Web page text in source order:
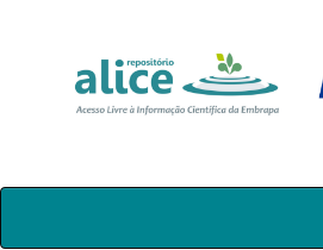
Skip